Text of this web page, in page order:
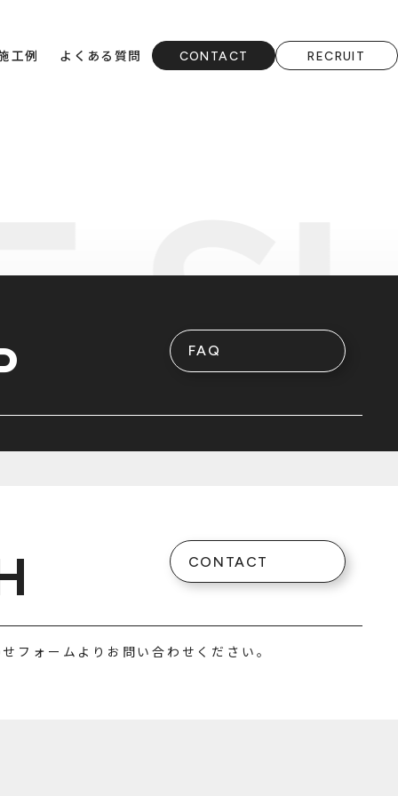
工例 よくある質問 CONTACT RECRUIT
FAQ
CONTACT
フォームよりお問い合わせください。